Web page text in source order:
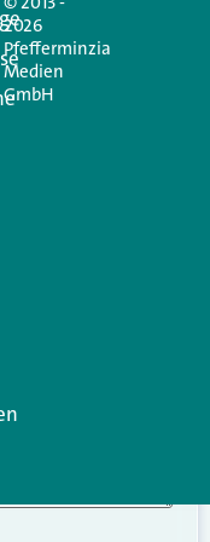
2026
Pfefferminzia
Medien
GmbH